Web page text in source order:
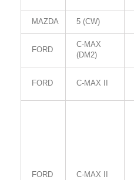
MAZDA 5 (CW)
FORD
C-MAX
(DM2)
FORD C-MAX II
FORD C-MAX II